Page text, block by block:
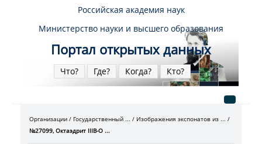
Российская академия наук
Министерство науки и высшего образования
Портал открытых данных
Что? Где? Когда? Кто?
Организации Государственный ...
Изображения экспонатов из ...
№27099, Октаэдрит IIIB-O ...